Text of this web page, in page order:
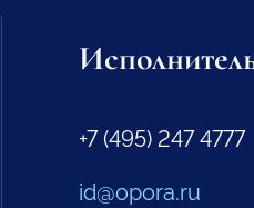
+7 (495) 247 4777
id@opora.ru